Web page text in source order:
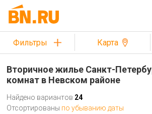
Фильтры Карта
Вторичное жилье Санкт-
комнат в Невском районе
Найдено вариантов 24
Отсортированы по убыванию даты